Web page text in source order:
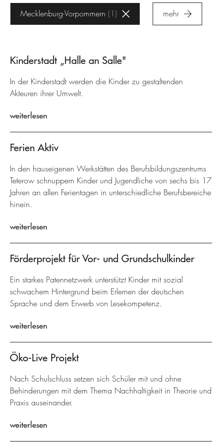
Mecklenburg-Vorpommern 1 mehr
Kinderstadt „Halle an Salle"
In der Kinderstadt werden die Kinder zu gestaltenden
Akteuren ihrer Umwelt.
weiterlesen
Ferien Aktiv
In den hauseigenen Werkstätten des Berufsbildungszentrums
Teterow schnuppern Kinder und Jugendliche von sechs bis 17
Jahren an allen Ferientagen in unterschiedliche Berufsbereiche
hinein.
weiterlesen
Förderprojekt für Vor- und Grundschulkinder
Ein starkes Patennetzwerk unterstützt Kinder mit sozial
schwachem Hintergrund beim Erlernen der deutschen
Sprache und dem Erwerb von Lesekompetenz.
weiterlesen
Öko-Live Projekt
Nach Schulschluss setzen sich Schüler mit und ohne
Behinderungen mit dem Thema Nachhaltigkeit in Theorie und
Praxis auseinander.
weiterlesen